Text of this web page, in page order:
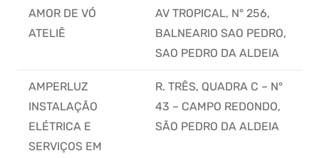
AMOR DE VÓ
ATELIÊ
AV TROPICAL, N° 256,
BALNEARIO SAO PEDRO,
SAO PEDRO DA ALDEIA
AMPERLUZ
INSTALAÇÃO
ELÉTRICA E
SERVIÇOS EM
R. TRÊS, QUADRA C – N°
43 – CAMPO REDONDO,
SÃO PEDRO DA ALDEIA